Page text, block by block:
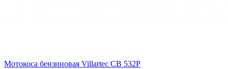
Мотокоса бензиновая Villartec CB 532P